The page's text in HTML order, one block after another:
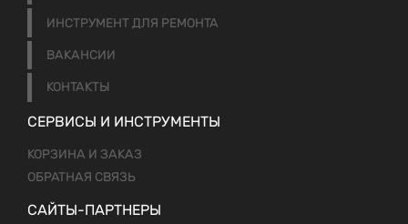
ИНСТРУМЕНТ ДЛЯ РЕМОНТА
ВАКАНСИИ
КОНТАКТЫ
СЕРВИСЫ И ИНСТРУМЕНТЫ
КОРЗИНА И ЗАКАЗ
ОБРАТНАЯ СВЯЗЬ
САЙТЫ-ПАРТНЕРЫ